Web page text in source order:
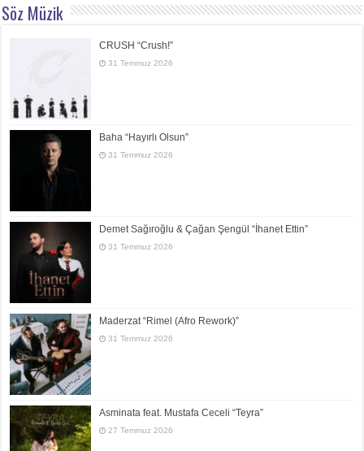
Söz Müzik
CRUSH “Crush!”
31 Temmuz 2026
Baha “Hayırlı Olsun”
31 Temmuz 2026
Demet Sağıroğlu & Çağan Şengül “İhanet Ettin”
31 Temmuz 2026
Maderzat “Rimel (Afro Rework)”
31 Temmuz 2026
Asminata feat. Mustafa Ceceli “Teyra”
27 Temmuz 2026